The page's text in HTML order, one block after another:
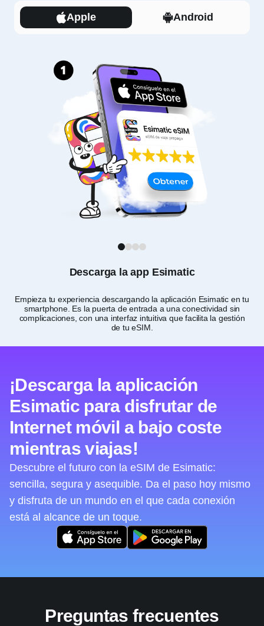
Apple Android
Descarga la app Esimatic
Empieza tu experiencia descargando la aplicación Esimatic en tu
smartphone. Es la puerta de entrada a una conectividad sin
complicaciones, con una interfaz intuitiva que facilita la gestión
de tu eSIM.
1
¡Descarga la aplicación
Esimatic para disfrutar de
Internet móvil a bajo coste
mientras viajas!
Descubre el futuro con la eSIM de Esimatic:
sencilla, segura y asequible. Da el paso hoy mismo
y disfruta de un mundo en el que cada conexión
está al alcance de un toque.
Preguntas frecuentes